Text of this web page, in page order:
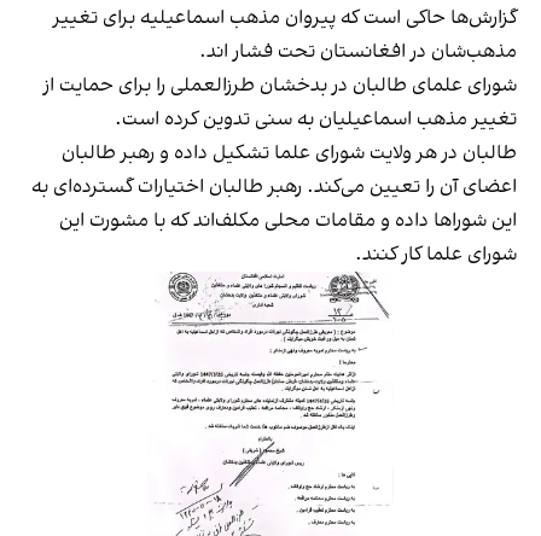
گزارش‌ها حاکی است که پیروان مذهب اسماعیلیه برای تغییر
مذهب‌شان در افغانستان تحت فشار اند.
شورای علمای طالبان در بدخشان طرزالعملی را برای حمایت از
تغییر مذهب اسماعیلیان به سنی تدوین کرده است.
طالبان در هر ولایت شورای علما تشکیل داده و رهبر طالبان
اعضای آن را تعیین می‌کند. رهبر طالبان اختیارات گسترده‌ای به
این شوراها داده و مقامات محلی مکلف‌اند که با مشورت این
شورای علما کار کنند.